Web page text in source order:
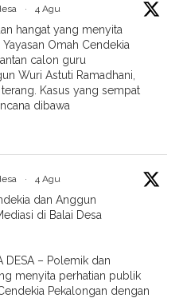
· 4 Agu
hangat yang menyita
Omah Cendekia
calon guru
Wuri Astuti Ramadhani,
Kasus yang sempat
dibawa
· 4 Agu
dan Anggun
di Balai Desa
DESA – Polemik dan
menyita perhatian publik
Pekalongan dengan